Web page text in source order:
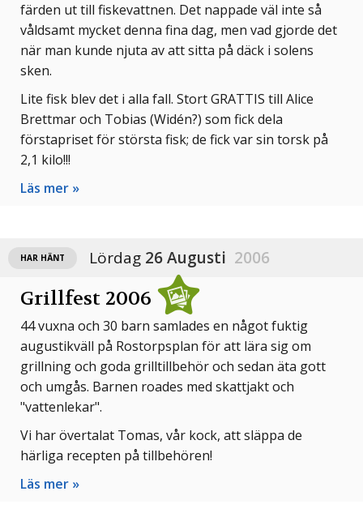
färden ut till fiskevattnen. Det nappade väl inte så
våldsamt mycket denna fina dag, men vad gjorde det
när man kunde njuta av att sitta på däck i solens
sken.
Lite fisk blev det i alla fall. Stort GRATTIS till Alice
Brettmar och Tobias (Widén?) som fick dela
förstapriset för största fisk; de fick var sin torsk på
2,1 kilo!!!
Läs mer »
HAR HÄNT Lördag 26 Augusti 2006
Grillfest 2006
44 vuxna och 30 barn samlades en något fuktig
augustikväll på Rostorpsplan för att lära sig om
grillning och goda grilltillbehör och sedan äta gott
och umgås. Barnen roades med skattjakt och
"vattenlekar".
Vi har övertalat Tomas, vår kock, att släppa de
härliga recepten på tillbehören!
Läs mer »